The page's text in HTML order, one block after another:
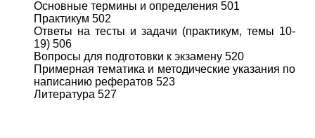
Основные термины и определения 501
Практикум 502
Ответы на тесты и задачи (практикум, темы 10-
19) 506
Вопросы для подготовки к экзамену 520
Примерная тематика и методические указания по
написанию рефератов 523
Литература 527